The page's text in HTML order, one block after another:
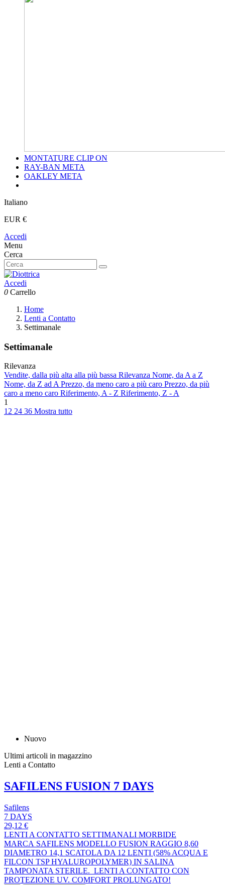
MONTATURE CLIP ON
RAY-BAN META
OAKLEY META
Italiano
EUR €
Accedi
Menu
Cerca
Accedi
0 Carrello
Home
Lenti a Contatto
Settimanale
Settimanale
Rilevanza
Vendite, dalla più alta alla più bassa Rilevanza Nome, da A a Z
Nome, da Z ad APrezzo, da meno caro a più caro Prezzo, da più
caro a meno caro Riferimento, A - Z Riferimento, Z - A
1
12 24 36 Mostra tutto
Nuovo
Ultimi articoli in magazzino
Lenti a Contatto
SAFILENS FUSION 7 DAYS
Safilens
7 DAYS
29,12 €
LENTI A CONTATTO SETTIMANALI MORBIDE
MARCA SAFILENS MODELLO FUSION RAGGIO 8,60
DIAMETRO 14,1 SCATOLA DA 12 LENTI (58% ACQUA E
FILCON TSP HYALUROPOLYMER) IN SALINA
TAMPONATA STERILE. LENTI A CONTATTO CON
PROTEZIONE UV. COMFORT PROLUNGATO!